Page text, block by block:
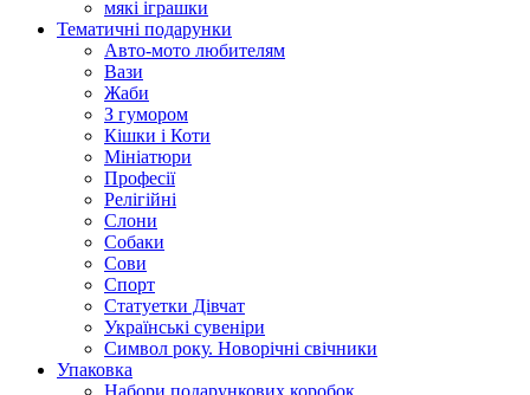
мякі іграшки
Тематичні подарунки
Авто-мото любителям
Вази
Жаби
З гумором
Кішки і Коти
Мініатюри
Професії
Релігійні
Слони
Собаки
Сови
Спорт
Статуетки Дівчат
Українські сувеніри
Символ року. Новорічні свічники
Упаковка
Набори подарункових коробок